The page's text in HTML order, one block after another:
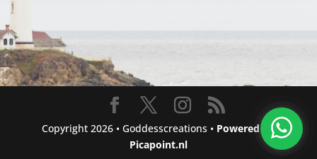
Copyright 2026 • Goddesscreations • Powered by
Picapoint.nl